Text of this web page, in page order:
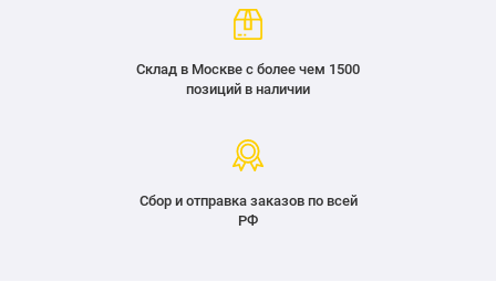
Склад в Москве с более чем 1500
позиций в наличии
Сбор и отправка заказов по всей
РФ